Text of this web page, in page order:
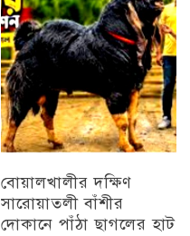
বোয়ালখালীর দক্ষিণ
সারোয়াতলী বাঁশীর
দোকানে পাঁঠা ছাগলের হাট